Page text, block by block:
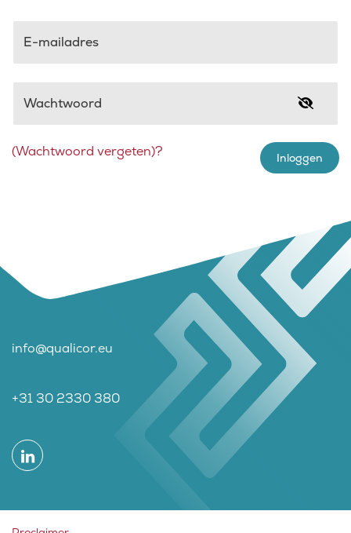
E-mailadres
Wachtwoord
Inloggen
(Wachtwoord vergeten)?
info@qualicor.eu
+31 30 2330 380